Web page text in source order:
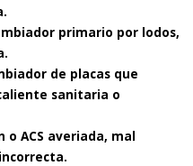
primario por lodos,
de placas que
sanitaria o
o ACS averiada, mal